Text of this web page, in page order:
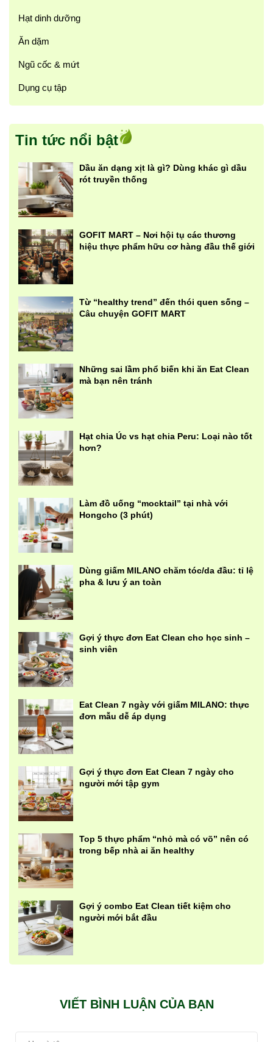
Hạt dinh dưỡng
Ăn dặm
Ngũ cốc & mứt
Dụng cụ tập
Tin tức nổi bật
Dầu ăn dạng xịt là gì? Dùng khác gì dầu
rót truyền thống
GOFIT MART – Nơi hội tụ các thương
hiệu thực phẩm hữu cơ hàng đầu thế giới
Từ “healthy trend” đến thói quen sống –
Câu chuyện GOFIT MART
Những sai lầm phổ biến khi ăn Eat Clean
mà bạn nên tránh
Hạt chia Úc vs hạt chia Peru: Loại nào tốt
hơn?
Làm đồ uống “mocktail” tại nhà với
Hongcho (3 phút)
Dùng giấm MILANO chăm tóc/da đầu: tỉ lệ
pha & lưu ý an toàn
Gợi ý thực đơn Eat Clean cho học sinh –
sinh viên
Eat Clean 7 ngày với giấm MILANO: thực
đơn mẫu dễ áp dụng
Gợi ý thực đơn Eat Clean 7 ngày cho
người mới tập gym
Top 5 thực phẩm “nhỏ mà có võ” nên có
trong bếp nhà ai ăn healthy
Gợi ý combo Eat Clean tiết kiệm cho
người mới bắt đầu
VIẾT BÌNH LUẬN CỦA BẠN